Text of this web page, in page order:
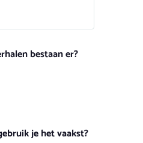
bestaan er?
je het vaakst?